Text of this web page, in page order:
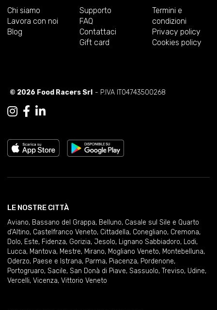
Chi siamo
Lavora con noi
Blog
Supporto
FAQ
Contattaci
Gift card
Termini e
condizioni
Privacy policy
Cookies policy
© 2026 Food Racers Srl - P.IVA IT04743500268
LE NOSTRE CITTÀ
Aviano, Bassano del Grappa, Belluno, Casale sul Sile e Quarto
d'Altino, Castelfranco Veneto, Cittadella, Conegliano, Cremona,
Dolo, Este, Fidenza, Gorizia, Jesolo, Lignano Sabbiadoro, Lodi,
Lucca, Mantova, Mestre, Mirano, Mogliano Veneto, Montebelluna,
Oderzo, Paese e Istrana, Parma, Piacenza, Pordenone,
Portogruaro, Sacile, San Donà di Piave, Sassuolo, Treviso, Udine,
Vercelli, Vicenza, Vittorio Veneto